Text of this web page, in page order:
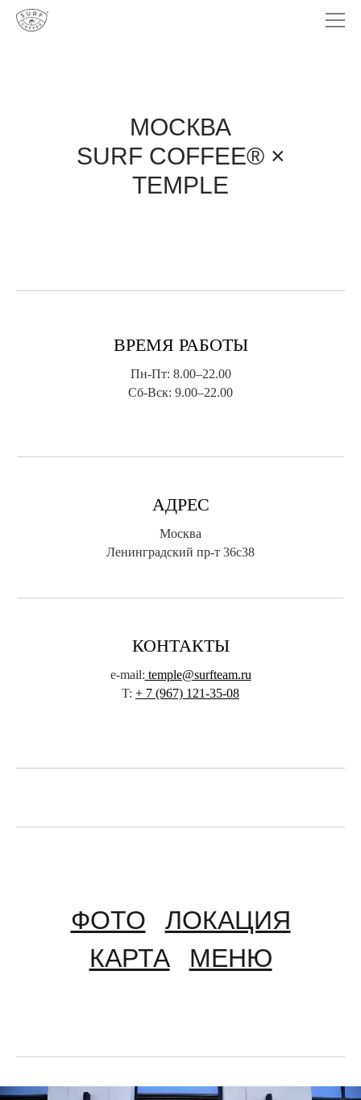
МОСКВА
SURF COFFEE® ×
TEMPLE
ВРЕМЯ РАБОТЫ
Пн-Пт: 8.00–22.00
Сб-Вск: 9.00–22.00
АДРЕС
Москва
Ленинградский пр-т 36с38
КОНТАКТЫ
e-mail: temple@surfteam.ru
T: + 7 (967) 121-35-08
ФОТО
ЛОКАЦИЯ
КАРТА
МЕНЮ